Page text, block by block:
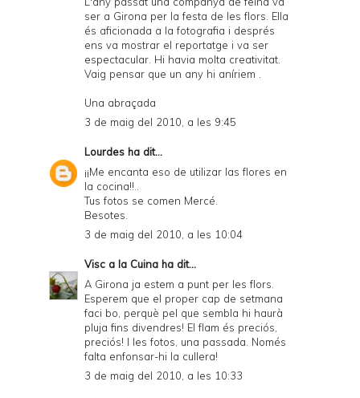
ser a Girona per la festa de les flors. Ella
és aficionada a la fotografia i després
ens va mostrar el reportatge i va ser
espectacular. Hi havia molta creativitat.
Vaig pensar que un any hi aníriem .
Una abraçada
3 de maig del 2010, a les 9:45
Lourdes ha dit...
¡¡Me encanta eso de utilizar las flores en
la cocina!!..
Tus fotos se comen Mercé.
Besotes.
3 de maig del 2010, a les 10:04
Visc a la Cuina ha dit...
A Girona ja estem a punt per les flors.
Esperem que el proper cap de setmana
faci bo, perquè pel que sembla hi haurà
pluja fins divendres! El flam és preciós,
preciós! I les fotos, una passada. Només
falta enfonsar-hi la cullera!
3 de maig del 2010, a les 10:33